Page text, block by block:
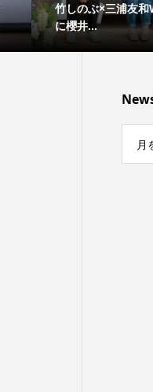
竹しのぶ×三浦友和
に櫻井...
月